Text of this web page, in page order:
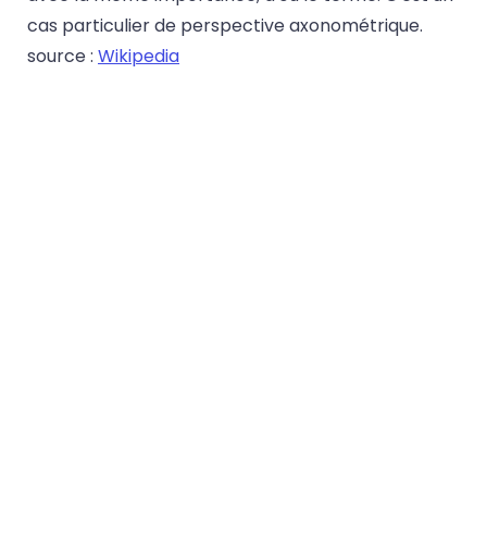
cas particulier de perspective axonométrique.
source : Wikipedia